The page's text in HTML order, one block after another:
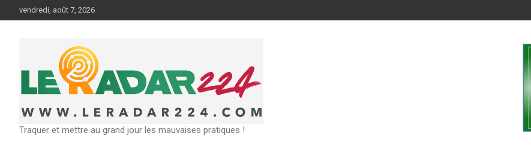
au
vendredi, août 7, 2026
Traquer et mettre au grand jour les mauvaises pratiques !